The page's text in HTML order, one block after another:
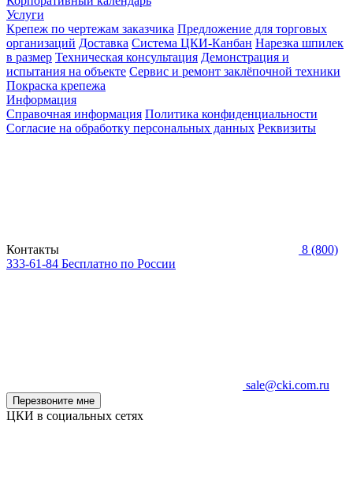
Услуги
Крепеж по чертежам заказчика Предложение для торговых
организаций Доставка Система ЦКИ-Канбан Нарезка шпилек
в размер Техническая консультация Демонстрация и
испытания на объекте Сервис и ремонт заклёпочной техники
Покраска крепежа
Информация
Справочная информация Политика конфиденциальности
Согласие на обработку персональных данных Реквизиты
Контакты
8 (800)
333-61-84 Бесплатно по России
sale@cki.com.ru
Перезвоните мне
ЦКИ в социальных сетях